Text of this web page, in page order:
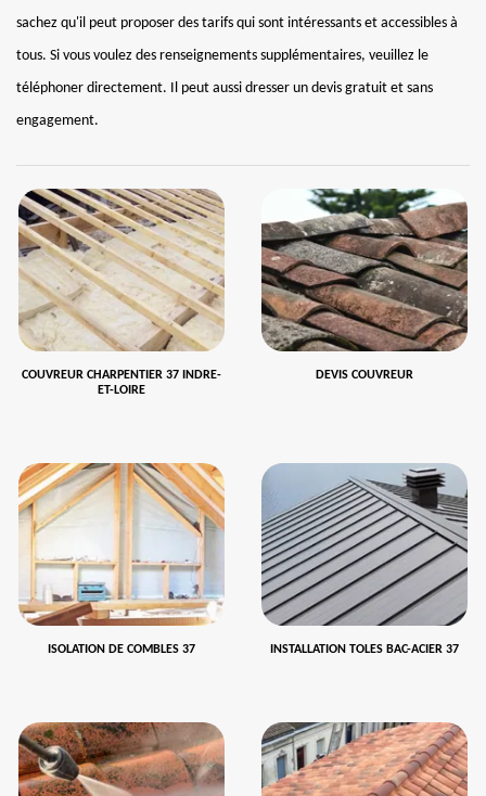
sachez qu'il peut proposer des tarifs qui sont intéressants et accessibles à
tous. Si vous voulez des renseignements supplémentaires, veuillez le
téléphoner directement. Il peut aussi dresser un devis gratuit et sans
engagement.
COUVREUR CHARPENTIER 37 INDRE-
ET-LOIRE
DEVIS COUVREUR
ISOLATION DE COMBLES 37 INSTALLATION TOLES BAC-ACIER 37